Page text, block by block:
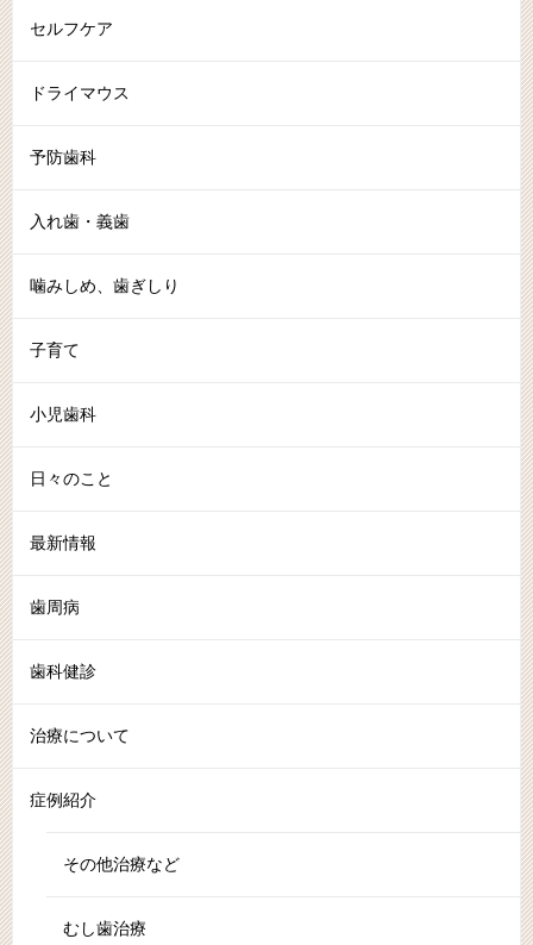
セルフケア
ドライマウス
予防歯科
入れ歯・義歯
噛みしめ、歯ぎしり
子育て
小児歯科
日々のこと
最新情報
歯周病
歯科健診
治療について
症例紹介
その他治療など
むし歯治療